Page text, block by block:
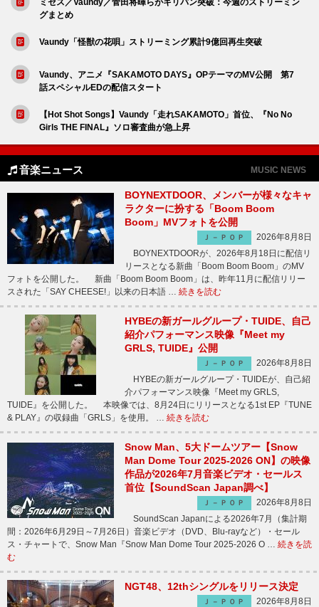
グまとめ
Vaundy「怪獣の花唄」ストリーミング累計9億回再生突破
Vaundy、アニメ『SAKAMOTO DAYS』OPテーマのMV公開 第7
話スペシャルEDの配信スタート
【Hot Shot Songs】Vaundy「走れSAKAMOTO」首位、『No No
Girls THE FINAL』ソロ審査曲が急上昇
音楽ニュース MUSIC NEWS
BOYNEXTDOOR、メンバーが様々なキャ
ラクターに扮する「Boom Boom
Boom」MVフォトを公開
Ｊ－ＰＯＰ
2026年8月8日
BOYNEXTDOORが、2026年8月18日に配信リ
リースとなる新曲「Boom Boom Boom」のMV
フォトを公開した。 新曲「Boom Boom Boom」は、昨年11月に配信リリー
スされた「SAY CHEESE!」以来の日本語 … 続きを読む
HYBEの新ガールグループ・TUIDE、自己
紹介パフォーマンス映像『Meet my
GRLS, TUIDE』公開
Ｊ－ＰＯＰ
2026年8月8日
HYBEの新ガールグループ・TUIDEが、自己紹
介パフォーマンス映像『Meet my GRLS,
TUIDE』を公開した。 本映像では、8月24日にリリースとなる1st EP『TUNE
& PLAY』の収録曲「GRLS」を使用。 … 続きを読む
Snow Man、5大ドームツアー【Snow
Man Dome Tour 2025-2026 ON】の映像
作品が2026年7月音楽ビデオ・セールス
首位【SoundScan Japan調べ】
Ｊ－ＰＯＰ
2026年8月8日
SoundScan Japanによる2026年7月（集計期
間：2026年6月29日～7月26日）音楽ビデオ（DVD、Blu-rayなど）・セール
ス・チャートで、Snow Man『Snow Man Dome Tour 2025-2026 O … 続きを読
む
NGT48、12thシングルをリリース決定
Ｊ－ＰＯＰ
2026年8月8日